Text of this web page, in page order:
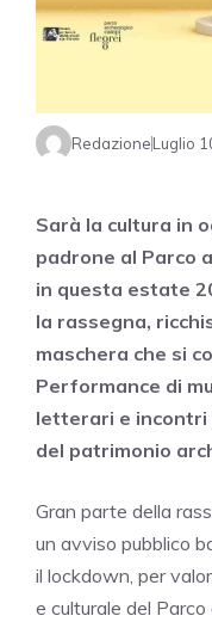
RedazioneLuglio
Sarà la cultura in
padrone al Parco
in questa estate
la rassegna,
maschera che si
Performance di
letterari e incontri
del patrimonio
Gran parte della
un avviso pubblico
il lockdown, per
e culturale del